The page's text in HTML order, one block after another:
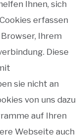
Ihnen, sich
erfassen
Ihrem
Diese
sie nicht an
von uns dazu
auf Ihren
Webseite auch